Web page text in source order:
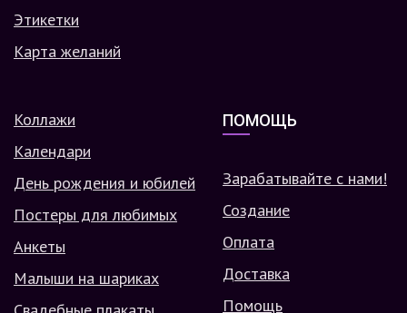
Этикетки
Карта желаний
Коллажи
Календари
День рождения и юбилей
Постеры для любимых
Анкеты
Малыши на шариках
ПОМОЩЬ
Зарабатывайте с нами!
Создание
Оплата
Доставка
Помощь